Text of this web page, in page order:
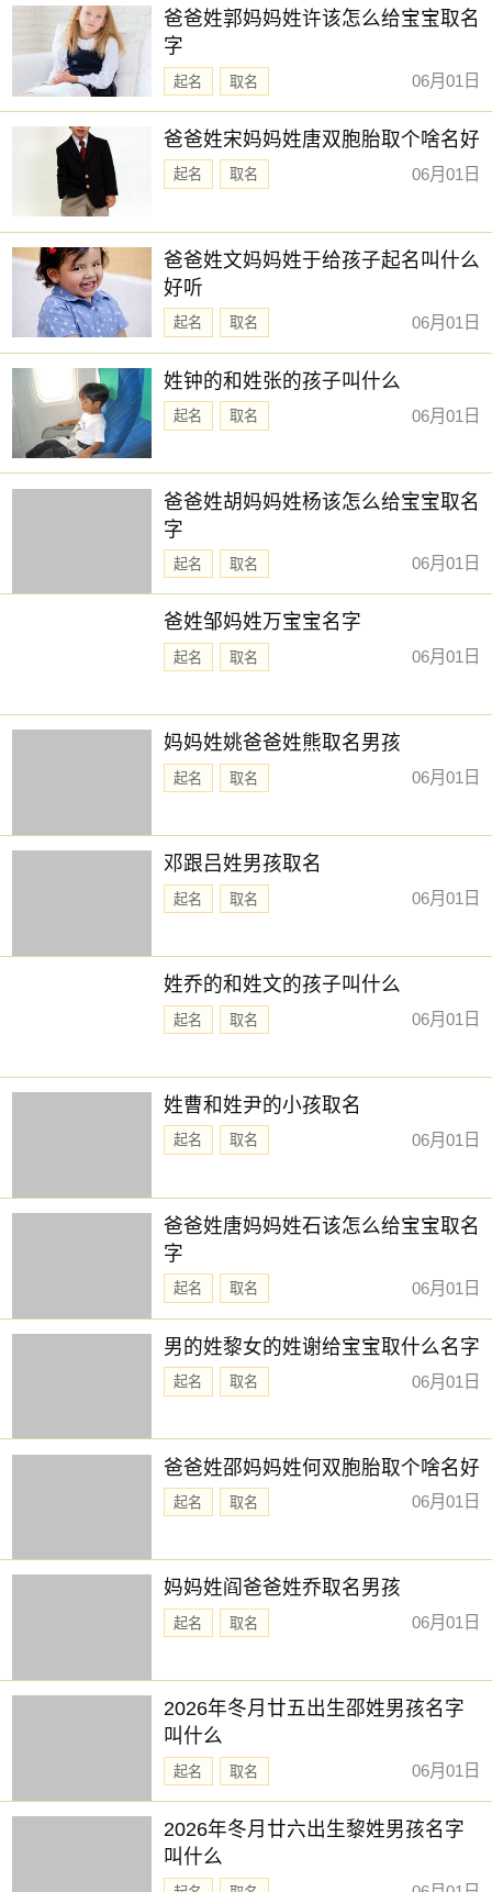
阳贵神：正北 月相：满月(望月) 岁破位：西北
六曜：先負 — 平(早晚吉，白天凶)：依古籍观点，寓意上午
凶，下午吉。与先胜相反，此日不宜轻举妄动，做事要慢半
六曜，又称孔明六曜星、小六壬，是中国传统历法中的一种
注文。后来传至日本，并于当地流行，而在中国影响日渐式
福神：正北 月支：未土 年太岁：吴遂
当日适合求医
根据该日的黄历信息分析可得，2025年7月9日的黄历信息
“宜”中有求医这一事项，吉日做事可达到事半功倍的效果，
因此2025年7月9日适合求医，可以选择2025年7月9日进行求
医，云玥取名网祝您一切顺利。
每日五行穿衣指南
【大吉色】红色、紫色、粉色、橙红
被当日五行生。寓意容易得到贵人的帮助，事事顺心如意。
人缘和异性缘也会变得非常好，对身边的人来说显得格外有
魅力。可以借助五行的影响，充分发挥自己的才能。
【次吉色】绿色、青色、青绿、翠绿
判的进行，实现共赢。这是一个很好的机会，不要犹豫，勇
敢迈出你的步伐，相信会有好的结果。
克当日五行。寓意辛勤努力会有回报，只要我们勤奋付出，
你会看到自己的努力带来的成果。
生当日五行。寓意消耗过大，易导致精力不济。你需要提醒
自己，避免因为精力不足而发生失误。适当休息，补充能
量，做好调整，才能保持高效和准确。
被当日五行克。寓意面临重重困难和阻碍，导致进展缓慢，
事倍功半。不要气馁，可以做些调整，静待时机，也可以向
有智慧的人请教，找到解决问题的方法。
2025年7月9日求医吉时
子时(23:00-1:00)，寅时(3:00-5:00)，卯时(5:00-7:00)，午时
(11:00-13:00)，未时(13:00-15:00)，酉时(17:00-19:00)，
时辰：子时 时间：23:00:00-0:59:59
时柱：甲子 时冲：冲马 吉凶：司命(吉)
吉神：司命 天乙贵人
时辰：丑时 时间：1:00:00-2:59:59
时柱：乙丑 时冲：冲羊 吉凶：勾陈(凶)
凶神：勾陈
时辰：寅时 时间：3:00:00-4:59:59
时柱：丁卯 时冲：冲鸡 吉凶：明堂(吉)
时柱：戊辰 时冲：冲狗 吉凶：天刑(凶)
爸爸姓郭妈妈姓许该怎么给宝宝取名
字
起名 取名 06月01日
爸爸姓宋妈妈姓唐双胞胎取个啥名好
起名 取名 06月01日
爸爸姓文妈妈姓于给孩子起名叫什么
好听
起名 取名 06月01日
姓钟的和姓张的孩子叫什么
起名 取名 06月01日
爸爸姓胡妈妈姓杨该怎么给宝宝取名
字
起名 取名 06月01日
爸姓邹妈姓万宝宝名字
起名 取名 06月01日
妈妈姓姚爸爸姓熊取名男孩
起名 取名 06月01日
邓跟吕姓男孩取名
起名 取名 06月01日
姓乔的和姓文的孩子叫什么
起名 取名 06月01日
姓曹和姓尹的小孩取名
起名 取名 06月01日
爸爸姓唐妈妈姓石该怎么给宝宝取名
字
起名 取名 06月01日
男的姓黎女的姓谢给宝宝取什么名字
起名 取名 06月01日
爸爸姓邵妈妈姓何双胞胎取个啥名好
起名 取名 06月01日
妈妈姓阎爸爸姓乔取名男孩
起名 取名 06月01日
2026年冬月廿五出生邵姓男孩名字
叫什么
起名 取名 06月01日
2026年冬月廿六出生黎姓男孩名字
叫什么